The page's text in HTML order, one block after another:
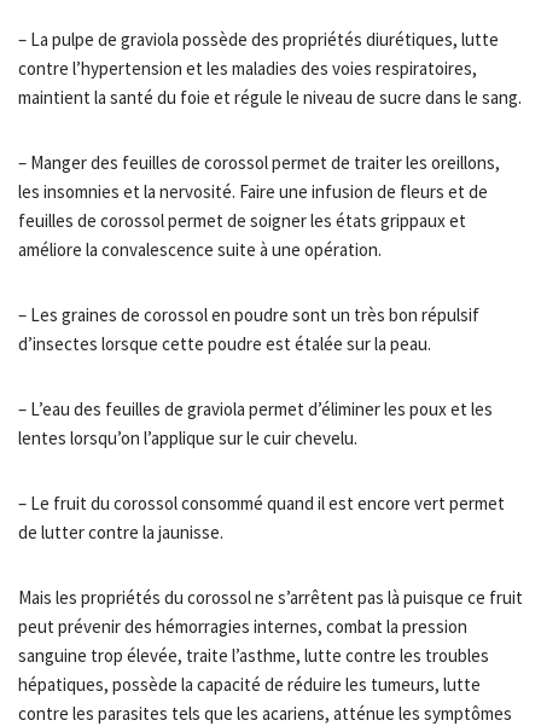
– La pulpe de graviola possède des propriétés diurétiques, lutte
contre l’hypertension et les maladies des voies respiratoires,
maintient la santé du foie et régule le niveau de sucre dans le sang.
– Manger des feuilles de corossol permet de traiter les oreillons,
les insomnies et la nervosité. Faire une infusion de fleurs et de
feuilles de corossol permet de soigner les états grippaux et
améliore la convalescence suite à une opération.
– Les graines de corossol en poudre sont un très bon répulsif
d’insectes lorsque cette poudre est étalée sur la peau.
– L’eau des feuilles de graviola permet d’éliminer les poux et les
lentes lorsqu’on l’applique sur le cuir chevelu.
– Le fruit du corossol consommé quand il est encore vert permet
de lutter contre la jaunisse.
Mais les propriétés du corossol ne s’arrêtent pas là puisque ce fruit
peut prévenir des hémorragies internes, combat la pression
sanguine trop élevée, traite l’asthme, lutte contre les troubles
hépatiques, possède la capacité de réduire les tumeurs, lutte
contre les parasites tels que les acariens, atténue les symptômes